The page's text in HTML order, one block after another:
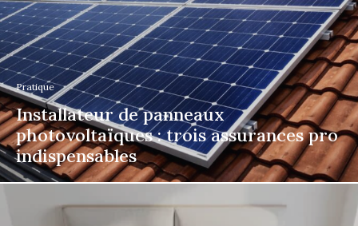
Pratique
Installateur de panneaux
photovoltaïques : trois assurances pro
indispensables